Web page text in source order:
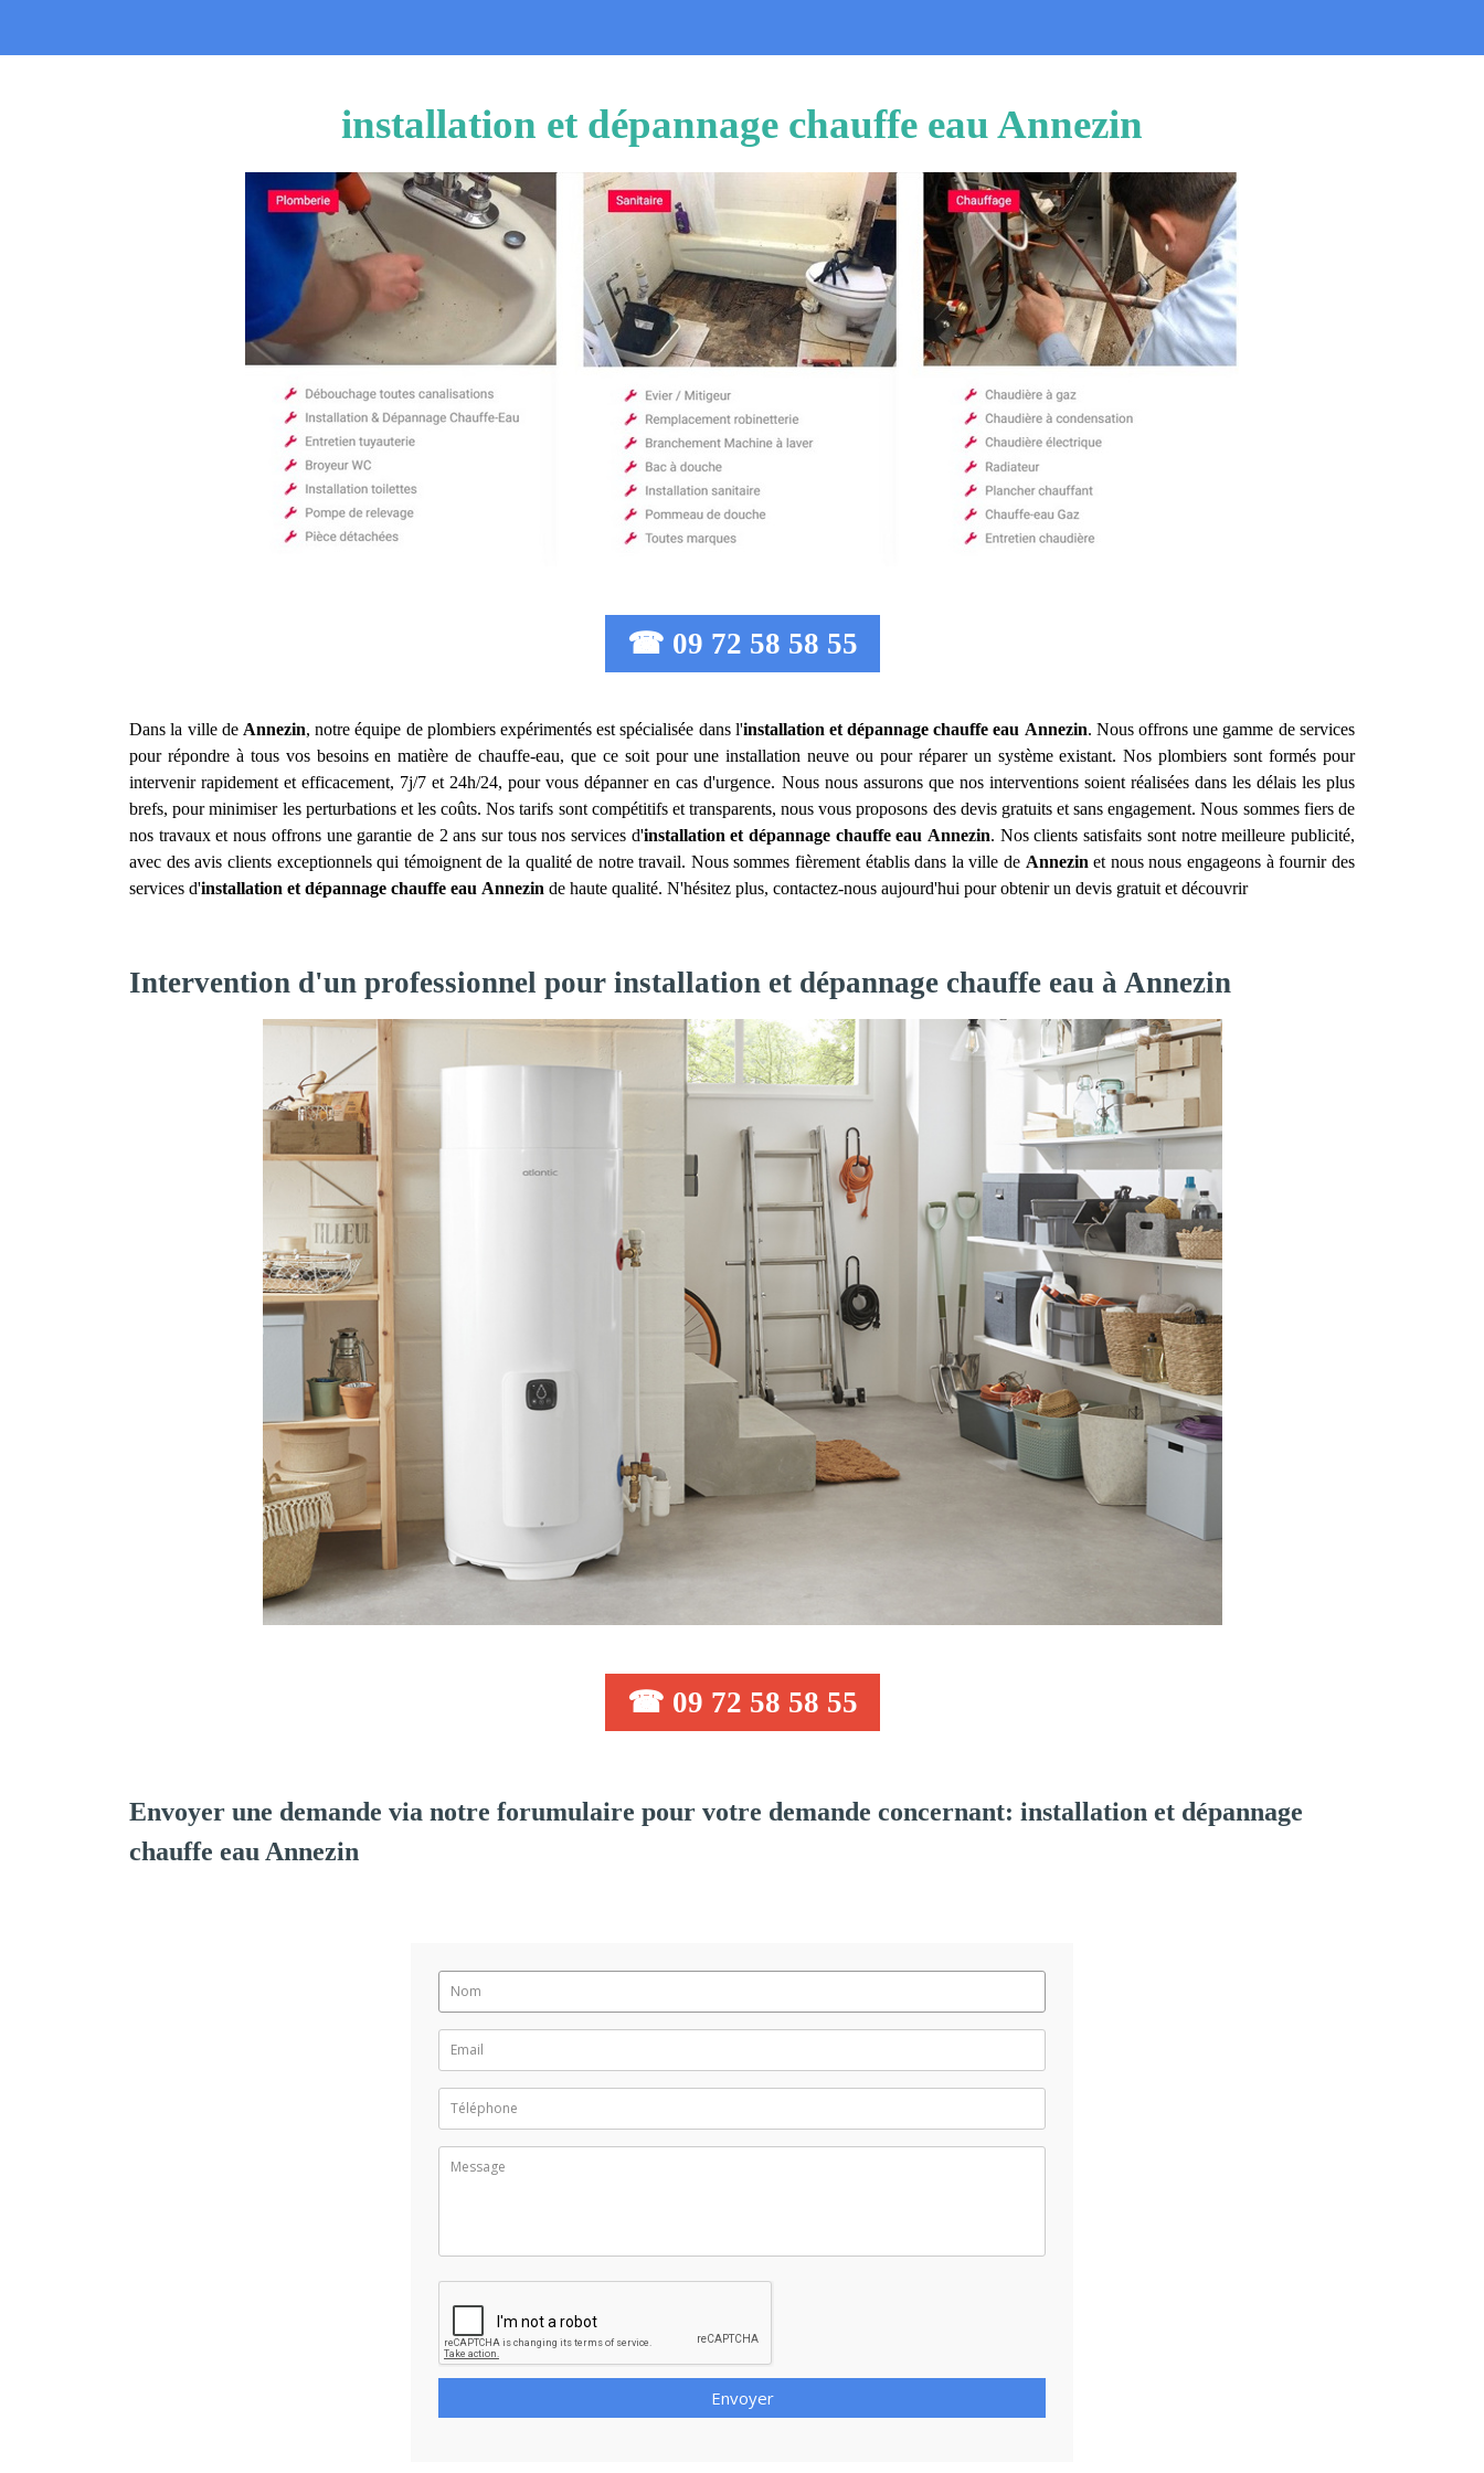
installation et dépannage chauffe eau Annezin
☎ 09 72 58 58 55
Dans la ville de Annezin, notre équipe de plombiers expérimentés est spécialisée dans l'installation et dépannage chauffe eau Annezin. Nous offrons une gamme de services
pour répondre à tous vos besoins en matière de chauffe-eau, que ce soit pour une installation neuve ou pour réparer un système existant. Nos plombiers sont formés pour
intervenir rapidement et efficacement, 7j/7 et 24h/24, pour vous dépanner en cas d'urgence. Nous nous assurons que nos interventions soient réalisées dans les délais les plus
brefs, pour minimiser les perturbations et les coûts. Nos tarifs sont compétitifs et transparents, nous vous proposons des devis gratuits et sans engagement. Nous sommes fiers de
nos travaux et nous offrons une garantie de 2 ans sur tous nos services d'installation et dépannage chauffe eau Annezin. Nos clients satisfaits sont notre meilleure publicité,
avec des avis clients exceptionnels qui témoignent de la qualité de notre travail. Nous sommes fièrement établis dans la ville de Annezin et nous nous engageons à fournir des
services d'installation et dépannage chauffe eau Annezin de haute qualité. N'hésitez plus, contactez-nous aujourd'hui pour obtenir un devis gratuit et découvrir
Intervention d'un professionnel pour installation et dépannage chauffe eau à Annezin
☎ 09 72 58 58 55
Envoyer une demande via notre forumulaire pour votre demande concernant: installation et dépannage
chauffe eau Annezin
Envoyer